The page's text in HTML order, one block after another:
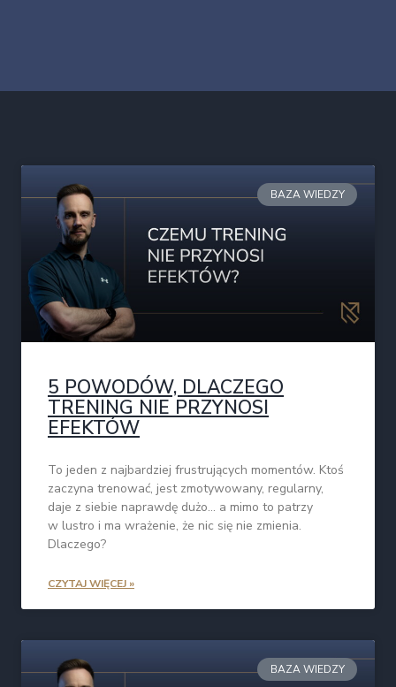
BAZA WIEDZY
5 POWODÓW, DLACZEGO
TRENING NIE PRZYNOSI
EFEKTÓW
To jeden z najbardziej frustrujących momentów. Ktoś
zaczyna trenować, jest zmotywowany, regularny,
daje z siebie naprawdę dużo… a mimo to patrzy
w lustro i ma wrażenie, że nic się nie zmienia.
Dlaczego?
CZYTAJ WIĘCEJ »
BAZA WIEDZY